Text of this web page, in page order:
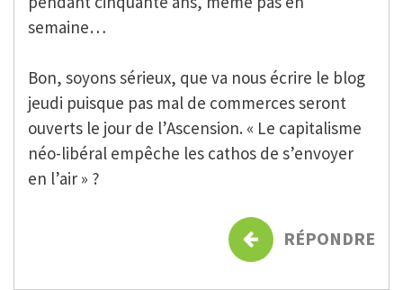
semaine…
Bon, soyons sérieux, que va nous écrire le blog
jeudi puisque pas mal de commerces seront
ouverts le jour de l’Ascension. « Le capitalisme
néo-libéral empêche les cathos de s’envoyer
en l’air » ?
RÉPONDRE